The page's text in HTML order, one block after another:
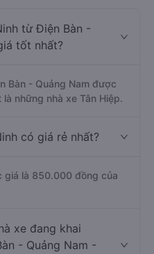
từ Điện Bàn -
tốt nhất?
Bàn - Quảng Nam được
những nhà xe Tân Hiệp.
có giá rẻ nhất?
giá là 850.000 đồng của
xe đang khai
- Quảng Nam -